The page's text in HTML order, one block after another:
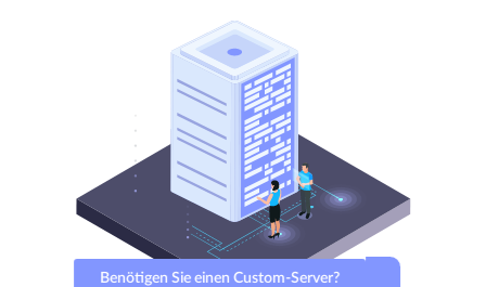
Benötigen Sie einen Custom-Server?